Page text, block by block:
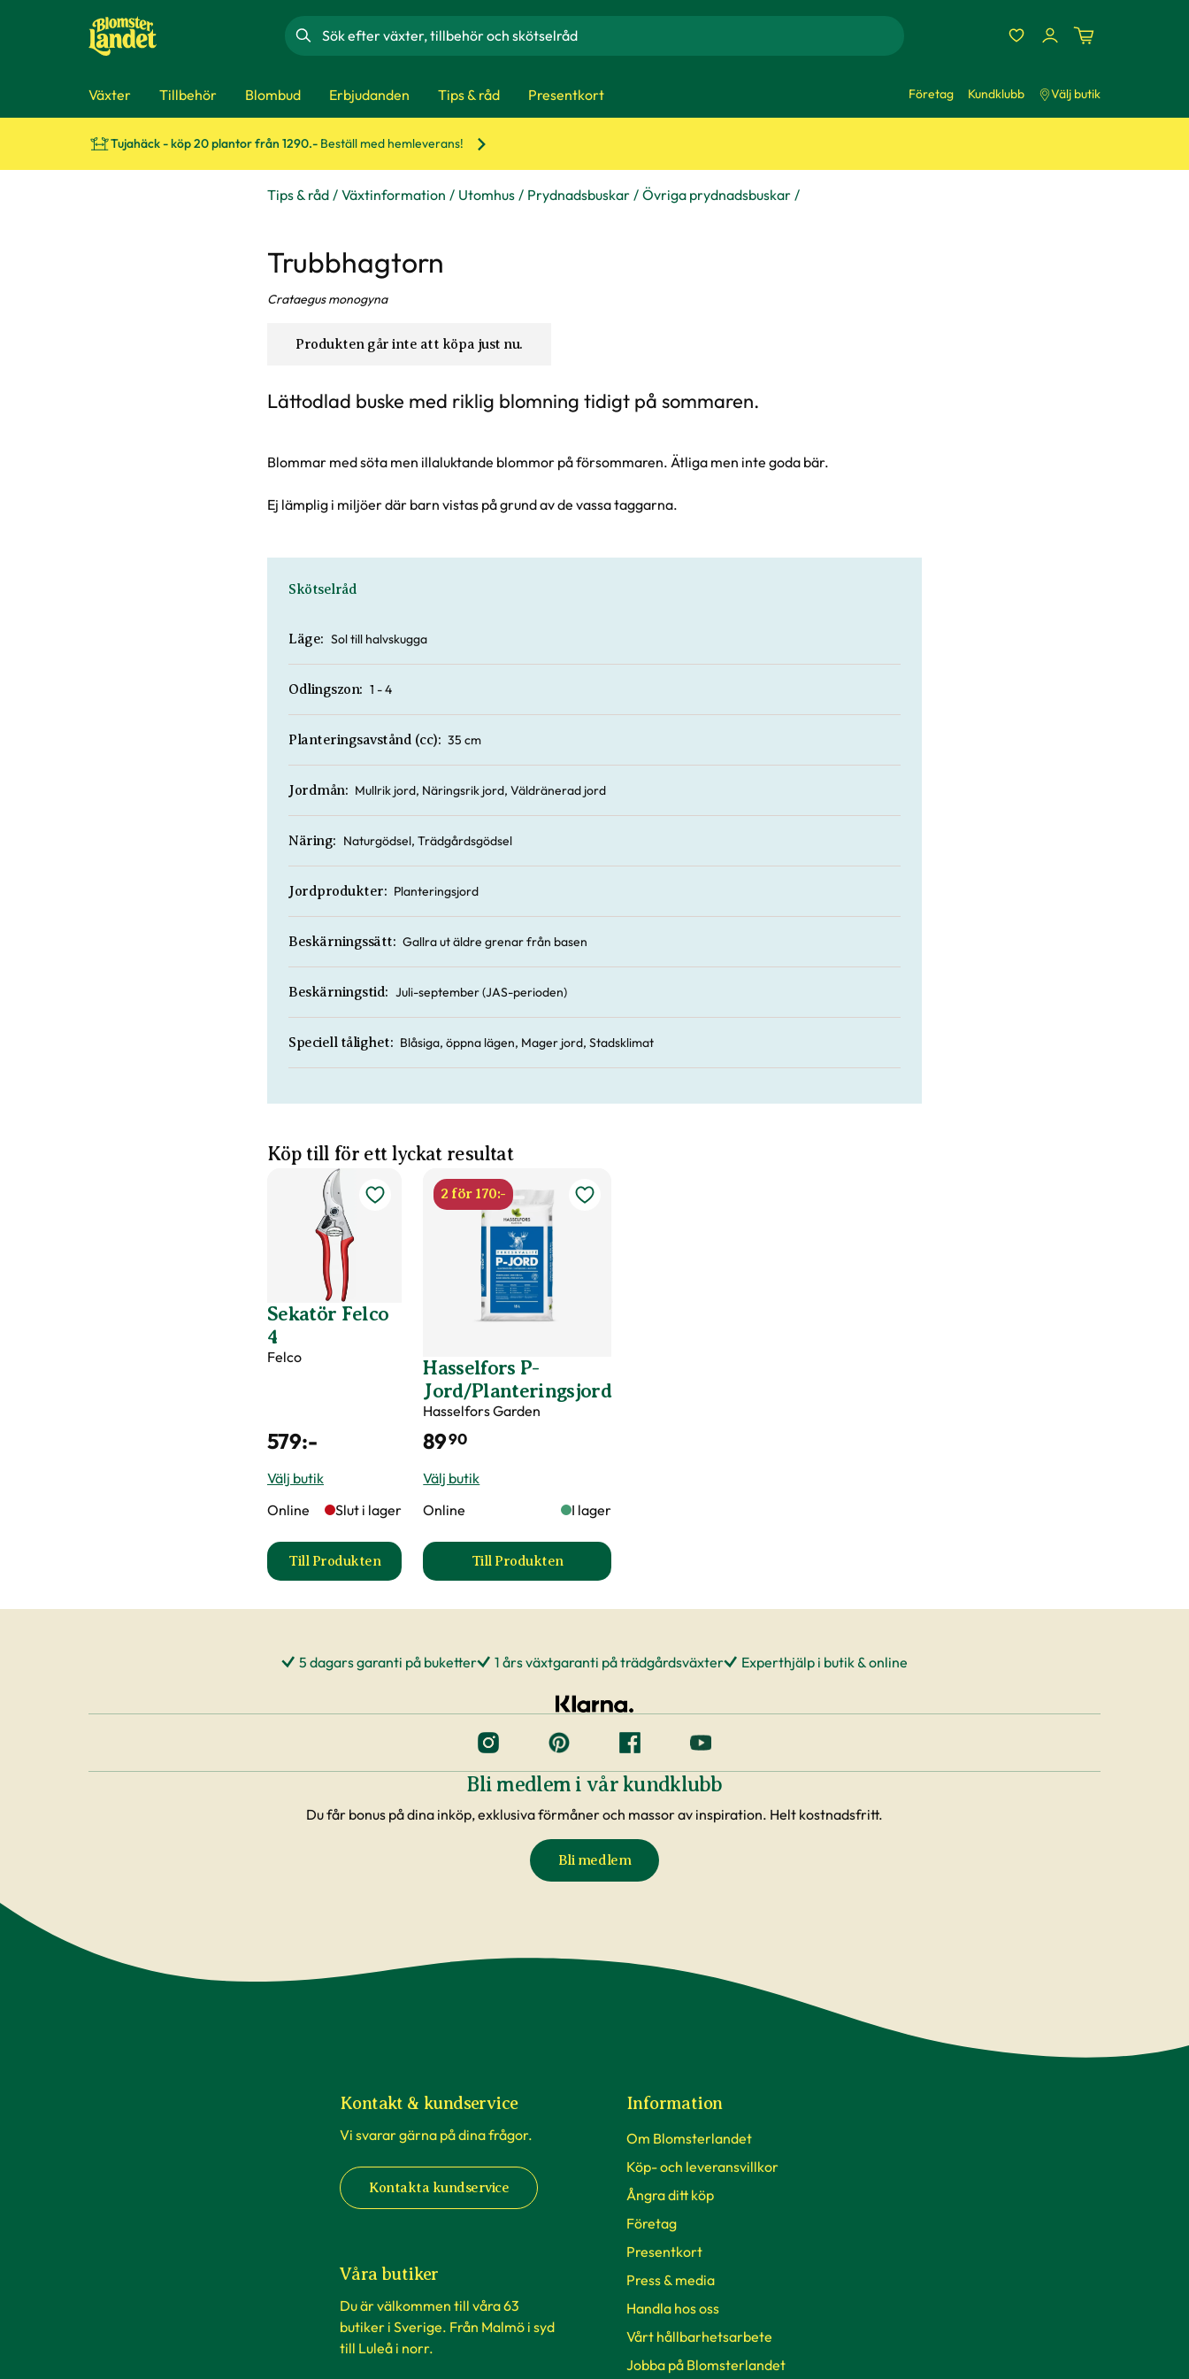
Sök
Växter Tillbehör Blombud Erbjudanden Tips & råd Presentkort Företag Kundklubb Välj butik
Tujahäck - köp 20 plantor från 1290.- Beställ med hemleverans!
Tips & råd Växtinformation Utomhus Prydnadsbuskar Övriga prydnadsbuskar
Trubbhagtorn
Crataegus monogyna
Produkten går inte att köpa just nu.
Lättodlad buske med riklig blomning tidigt på sommaren.
Blommar med söta men illaluktande blommor på försommaren. Ätliga men inte goda bär.
Ej lämplig i miljöer där barn vistas på grund av de vassa taggarna.
Skötselråd
Läge: Sol till halvskugga
Odlingszon: 1 - 4
Planteringsavstånd (cc): 35 cm
Jordmån: Mullrik jord, Näringsrik jord, Väldränerad jord
Näring: Naturgödsel, Trädgårdsgödsel
Jordprodukter: Planteringsjord
Beskärningssätt: Gallra ut äldre grenar från basen
Beskärningstid: Juli-september (JAS-perioden)
Speciell tålighet: Blåsiga, öppna lägen, Mager jord, Stadsklimat
Köp till för ett lyckat resultat
Sekatör Felco
4
Felco
579:-
Välj butik
Online
Slut i lager
Till Produkten
till Sekatör Felco 4 produktsida
2 för 170:-
Hasselfors P-
Jord/Planteringsjord
Hasselfors Garden
8990
Välj butik
Online
I lager
Till Produkten
till Hasselfors P-Jord/Planteringsjord produktsida
5 dagars garanti på buketter 1 års växtgaranti på trädgårdsväxter Experthjälp i butik & online
Bli medlem i vår kundklubb
Du får bonus på dina inköp, exklusiva förmåner och massor av inspiration. Helt kostnadsfritt.
Bli medlem
Kontakt & kundservice
Vi svarar gärna på dina frågor.
Kontakta kundservice
Våra butiker
Du är välkommen till våra 63
butiker i Sverige. Från Malmö i syd
till Luleå i norr.
Information
Om Blomsterlandet
Köp- och leveransvillkor
Ångra ditt köp
Företag
Presentkort
Press & media
Handla hos oss
Vårt hållbarhetsarbete
Jobba på Blomsterlandet